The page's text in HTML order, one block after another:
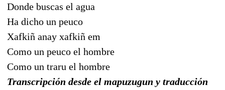
Donde buscas el agua
Ha dicho un peuco
Xafkiñ anay xafkiñ em
Como un peuco el hombre
Como un traru el hombre
Transcripción desde el mapuzugun y traducción